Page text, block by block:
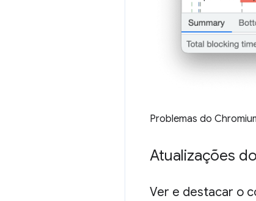
Problemas do
Atualizações
Ver e destacar o